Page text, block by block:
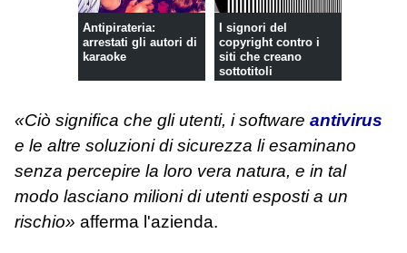
Antipirateria:
arrestati gli autori di
karaoke
I signori del
copyright contro i
siti che creano
sottotitoli
«Ciò significa che gli utenti, i software antivirus
e le altre soluzioni di sicurezza li esaminano
senza percepire la loro vera natura, e in tal
modo lasciano milioni di utenti esposti a un
rischio» afferma l'azienda.